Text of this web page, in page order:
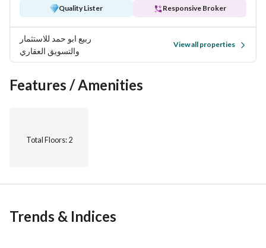
Quality Lister Responsive Broker
ربيع ابو حمد للاستثمار
والتسويق العقاري
View all properties
Features / Amenities
Total Floors: 2
Trends & Indices